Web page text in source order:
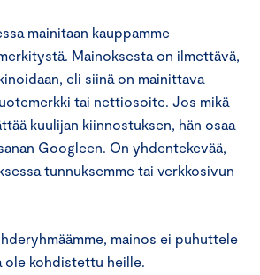
mainitaan kauppamme
Mainoksesta on ilmettävä,
eli siinä on mainittava
tai nettiosoite. Jos mikä
kuulijan kiinnostuksen, hän osaa
Googleen. On yhdentekevää,
tunnuksemme tai verkkosivun
mainos ei puhuttele
ole kohdistettu heille.